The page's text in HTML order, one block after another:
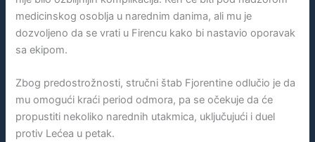
medicinskog osoblja u narednim danima, ali mu je
dozvoljeno da se vrati u Firencu kako bi nastavio oporavak
sa ekipom.
Zbog predostrožnosti, stručni štab Fjorentine odlučio je da
mu omogući kraći period odmora, pa se očekuje da će
propustiti nekoliko narednih utakmica, uključujući i duel
protiv Lećea u petak.